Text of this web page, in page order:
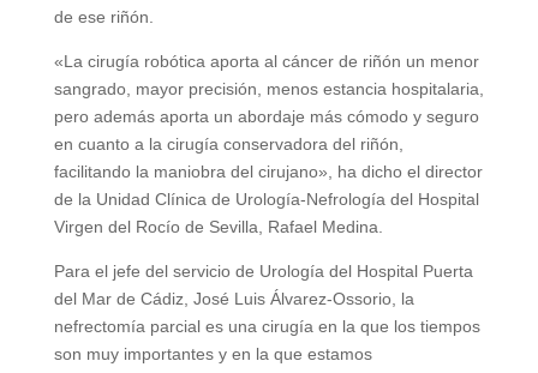
de ese riñón.
«La cirugía robótica aporta al cáncer de riñón un menor
sangrado, mayor precisión, menos estancia hospitalaria,
pero además aporta un abordaje más cómodo y seguro
en cuanto a la cirugía conservadora del riñón,
facilitando la maniobra del cirujano», ha dicho el director
de la Unidad Clínica de Urología-Nefrología del Hospital
Virgen del Rocío de Sevilla, Rafael Medina.
Para el jefe del servicio de Urología del Hospital Puerta
del Mar de Cádiz, José Luis Álvarez-Ossorio, la
nefrectomía parcial es una cirugía en la que los tiempos
son muy importantes y en la que estamos